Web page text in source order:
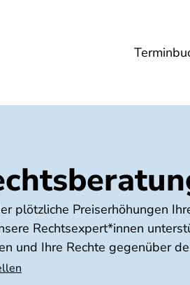
Gesundheit
plötzliche Preiserhöhungen
Rechtsexpert*innen
und Ihre Rechte gegenüber